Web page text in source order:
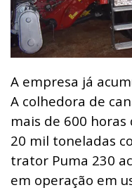
A empresa já
A colhedora de
mais de 600
20 mil toneladas
trator Puma 230
em operação em